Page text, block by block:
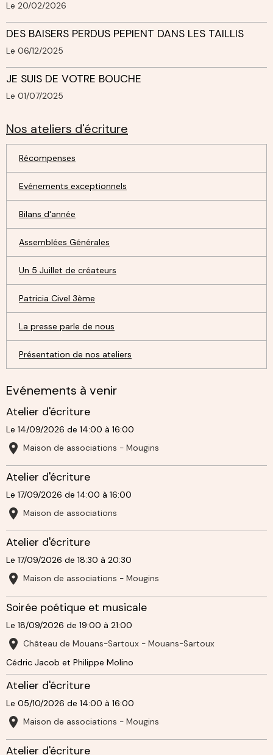
Le 20/02/2026
DES BAISERS PERDUS PEPIENT DANS LES TAILLIS
Le 06/12/2025
JE SUIS DE VOTRE BOUCHE
Le 01/07/2025
Nos ateliers d'écriture
Récompenses
Evénements exceptionnels
Bilans d'année
Assemblées Générales
Un 5 Juillet de créateurs
Patricia Civel 3ème
La presse parle de nous
Présentation de nos ateliers
Evénements à venir
Atelier d'écriture
Le 14/09/2026 de 14:00 à 16:00
Maison de associations - Mougins
Atelier d'écriture
Le 17/09/2026 de 14:00 à 16:00
Maison de associations
Atelier d'écriture
Le 17/09/2026 de 18:30 à 20:30
Maison de associations - Mougins
Soirée poétique et musicale
Le 18/09/2026 de 19:00 à 21:00
Château de Mouans-Sartoux - Mouans-Sartoux
Cédric Jacob et Philippe Molino
Atelier d'écriture
Le 05/10/2026 de 14:00 à 16:00
Maison de associations - Mougins
Atelier d'écriture